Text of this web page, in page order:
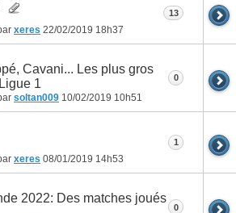
xeres 22/02/2019 18h37
13
Cavani... Les plus gros
1
soltan009 10/02/2019 10h51
0
xeres 08/01/2019 14h53
1
2022: Des matches joués
0